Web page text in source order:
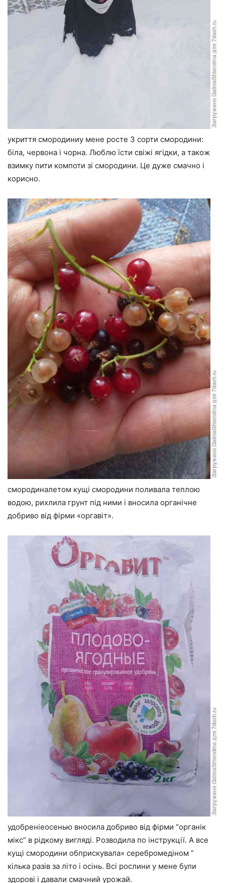
укриття смородиниу мене росте 3 сорти смородини:
біла, червона і чорна. Люблю їсти свіжі ягідки, а також
взимку пити компоти зі смородини. Це дуже смачно і
корисно.
смородиналетом кущі смородини поливала теплою
водою, рихлила грунт під ними і вносила органічне
добриво від фірми «оргавіт».
удобреніеосенью вносила добриво від фірми “органік
мікс” в рідкому вигляді. Розводила по інструкції. А все
кущі смородини обприскувала» серебромедіном ”
кілька разів за літо і осінь. Всі рослини у мене були
здорові і давали смачний урожай.